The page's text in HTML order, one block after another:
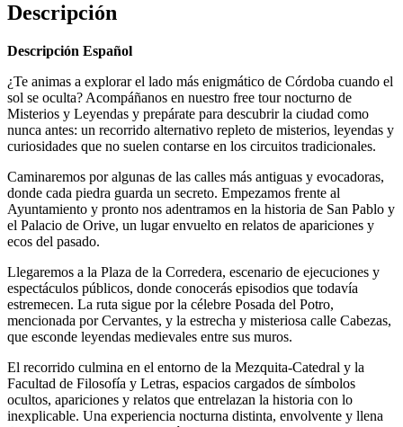
Descripción
Descripción Español
¿Te animas a explorar el lado más enigmático de Córdoba cuando el
sol se oculta? Acompáñanos en nuestro free tour nocturno de
Misterios y Leyendas y prepárate para descubrir la ciudad como
nunca antes: un recorrido alternativo repleto de misterios, leyendas y
curiosidades que no suelen contarse en los circuitos tradicionales.
Caminaremos por algunas de las calles más antiguas y evocadoras,
donde cada piedra guarda un secreto. Empezamos frente al
Ayuntamiento y pronto nos adentramos en la historia de San Pablo y
el Palacio de Orive, un lugar envuelto en relatos de apariciones y
ecos del pasado.
Llegaremos a la Plaza de la Corredera, escenario de ejecuciones y
espectáculos públicos, donde conocerás episodios que todavía
estremecen. La ruta sigue por la célebre Posada del Potro,
mencionada por Cervantes, y la estrecha y misteriosa calle Cabezas,
que esconde leyendas medievales entre sus muros.
El recorrido culmina en el entorno de la Mezquita-Catedral y la
Facultad de Filosofía y Letras, espacios cargados de símbolos
ocultos, apariciones y relatos que entrelazan la historia con lo
inexplicable. Una experiencia nocturna distinta, envolvente y llena